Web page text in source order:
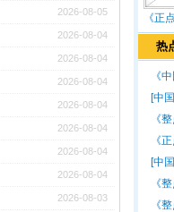
2026-08-05
2026-08-04
2026-08-04
2026-08-04
2026-08-04
2026-08-04
2026-08-04
2026-08-04
2026-08-03
《正
热
《
[中
《
《
[中
《
《